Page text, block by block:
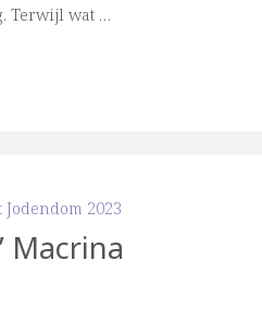
Terwijl wat …
2023
Macrina